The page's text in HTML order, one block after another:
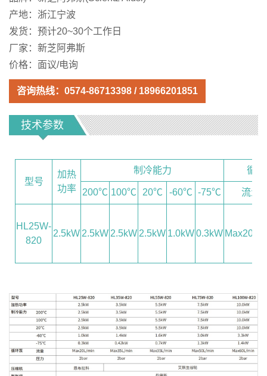
产地：浙江宁波
发货：预计20~30个工作日
厂家：新芝阿弗斯
价格：面议/电询
咨询热线： 0574-86713398 / 18966201851
技术参数
型号
加热
功率
制冷能力 循
200℃ 100℃ 20℃ -60℃ -75℃ 流量
HL25W-
820
2.5kW 2.5kW 2.5kW 2.5kW 1.0kW0.3kW Max20L/